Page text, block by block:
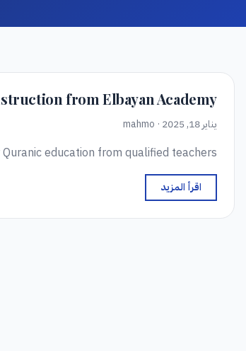
from Elbayan Academy
يناير 18, 2025 · mahmo
education from qualified teachers.
اقرأ المزيد